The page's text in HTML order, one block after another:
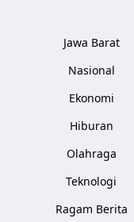
Jawa Barat
Nasional
Ekonomi
Hiburan
Olahraga
Teknologi
Ragam Berita